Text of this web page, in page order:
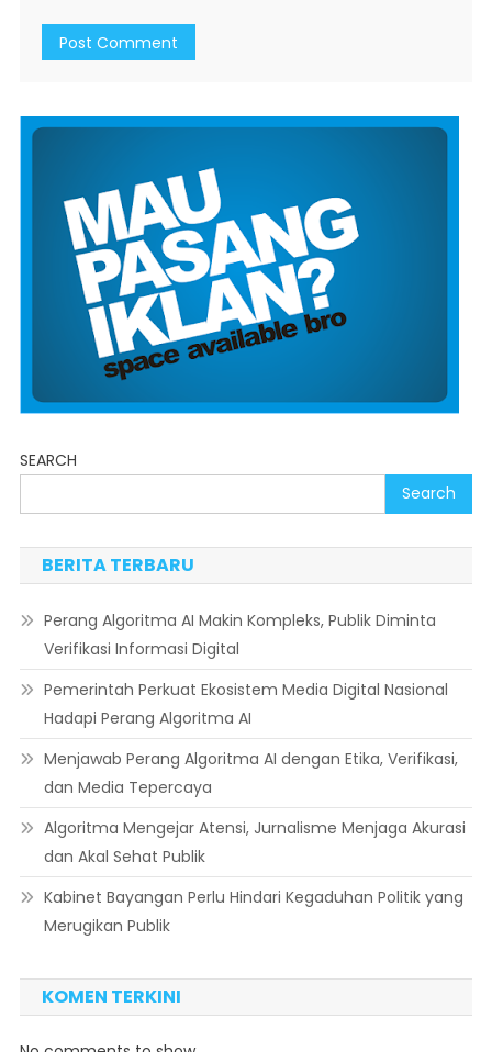
SEARCH
Search
BERITA TERBARU
Perang Algoritma AI Makin Kompleks, Publik Diminta
Verifikasi Informasi Digital
Pemerintah Perkuat Ekosistem Media Digital Nasional
Hadapi Perang Algoritma AI
Menjawab Perang Algoritma AI dengan Etika, Verifikasi,
dan Media Tepercaya
Algoritma Mengejar Atensi, Jurnalisme Menjaga Akurasi
dan Akal Sehat Publik
Kabinet Bayangan Perlu Hindari Kegaduhan Politik yang
Merugikan Publik
KOMEN TERKINI